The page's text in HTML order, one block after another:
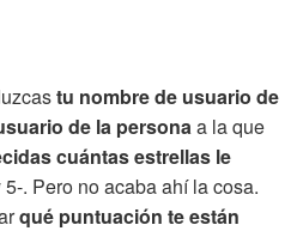
tu nombre de usuario de
de la personaa la que
cuántas estrellas le
5-. Pero no acaba ahí la cosa.
qué puntuación te están